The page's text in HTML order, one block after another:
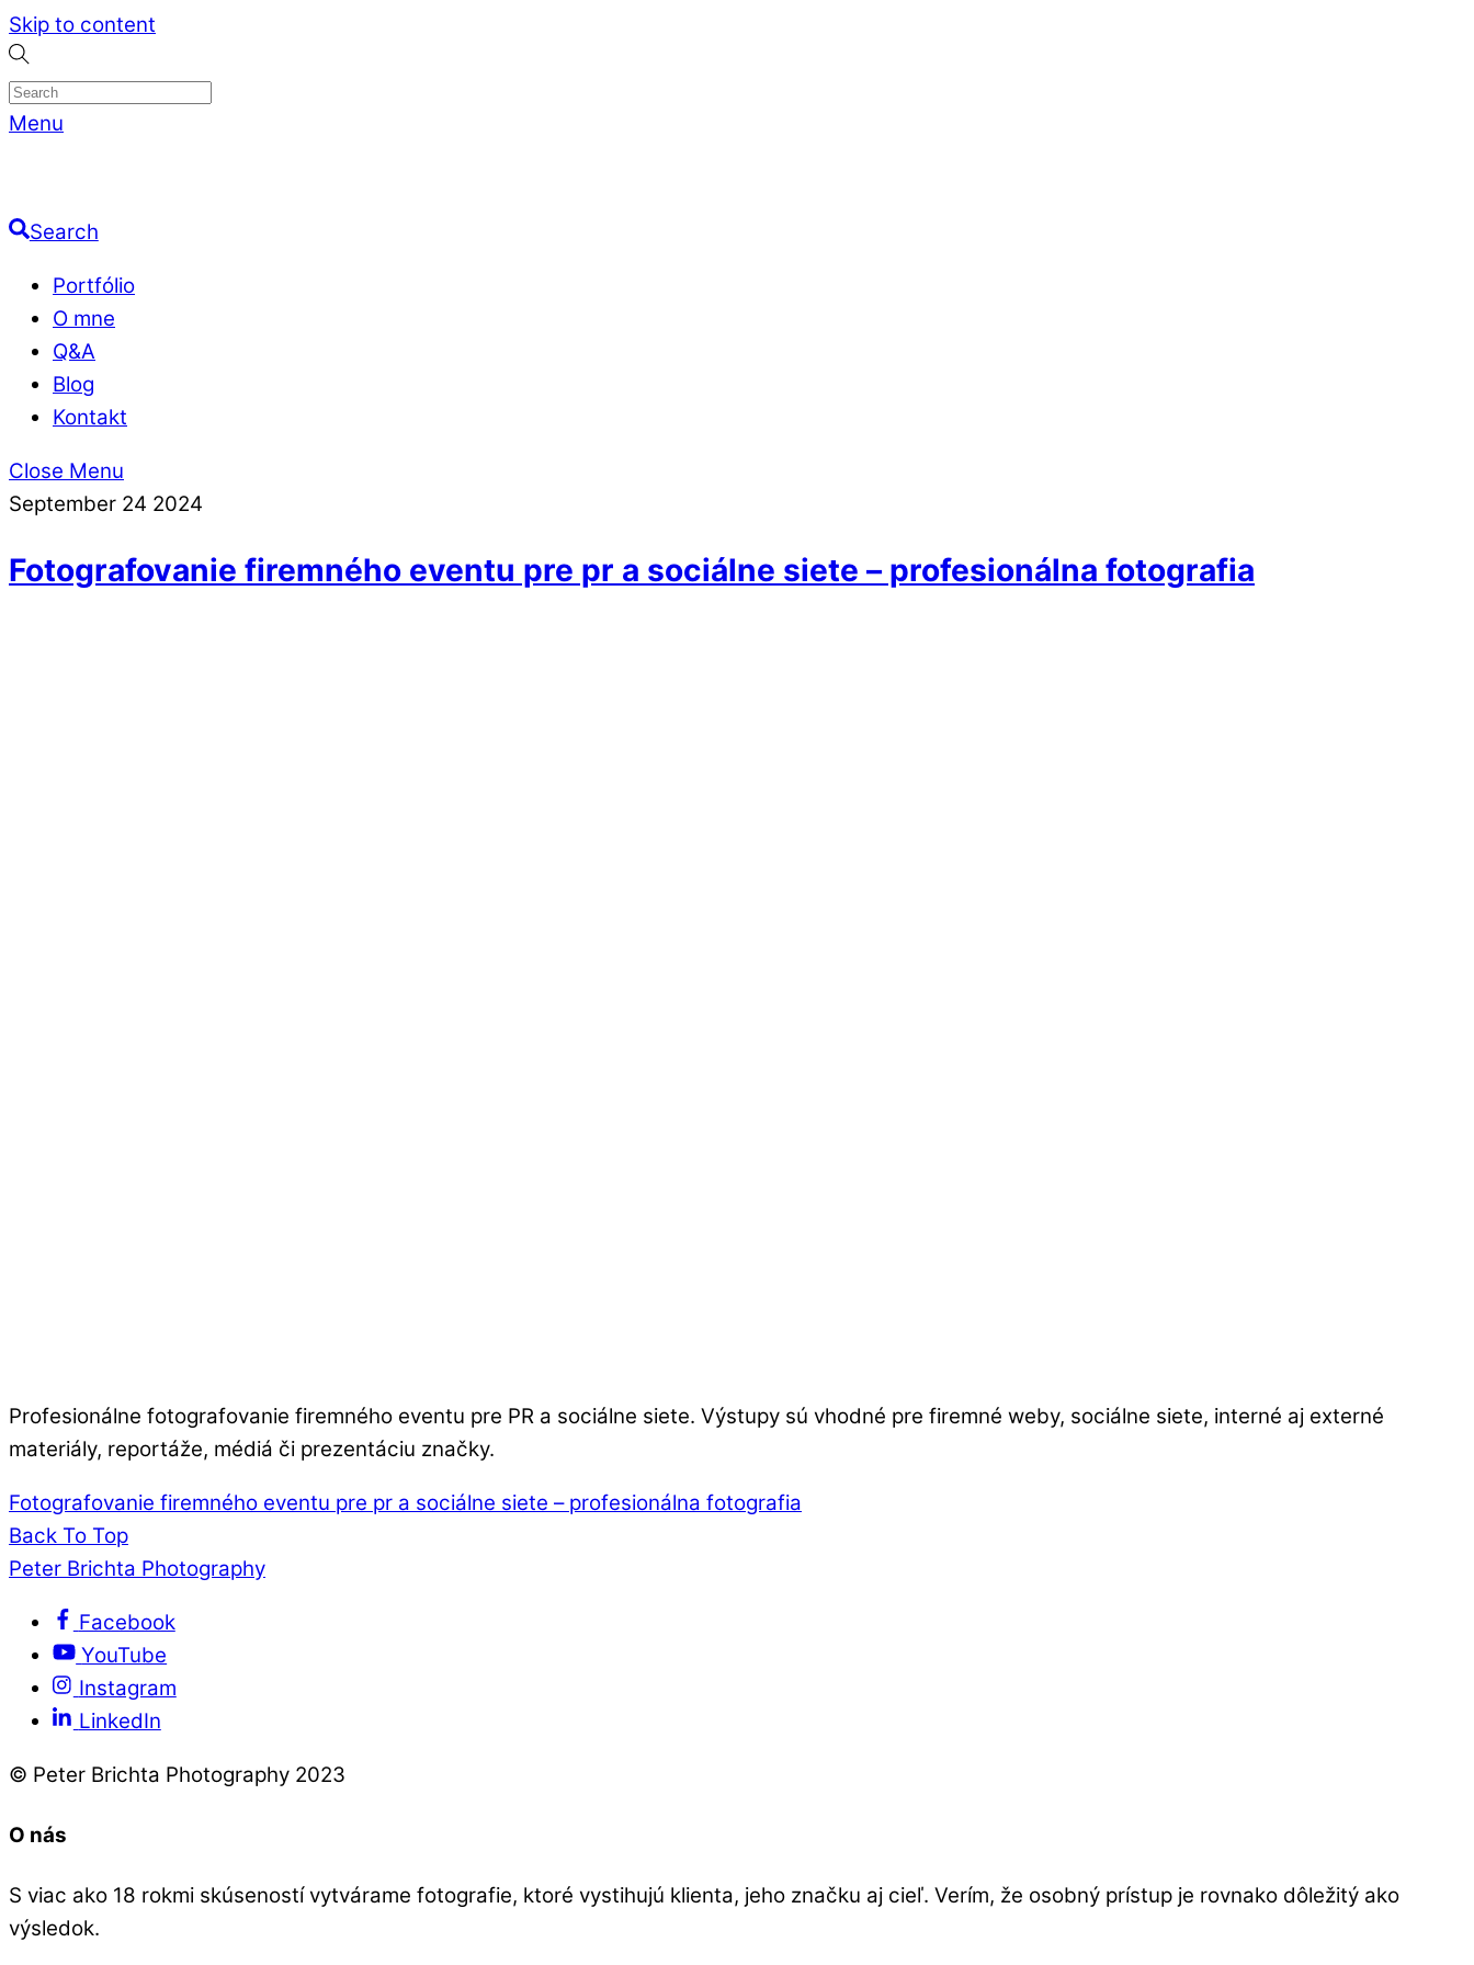
Skip to content
Menu
Search
Portfólio
O mne
Q&A
Blog
Kontakt
Close Menu
September 24 2024
Fotografovanie firemného eventu pre pr a sociálne siete – profesionálna fotografia
Profesionálne fotografovanie firemného eventu pre PR a sociálne siete. Výstupy sú vhodné pre firemné weby, sociálne siete, interné aj externé
materiály, reportáže, médiá či prezentáciu značky.
Fotografovanie firemného eventu pre pr a sociálne siete – profesionálna fotografia
Back To Top
Peter Brichta Photography
Facebook
YouTube
Instagram
LinkedIn
© Peter Brichta Photography 2023
O nás
S viac ako 18 rokmi skúseností vytvárame fotografie, ktoré vystihujú klienta, jeho značku aj cieľ. Verím, že osobný prístup je rovnako dôležitý ako
výsledok.